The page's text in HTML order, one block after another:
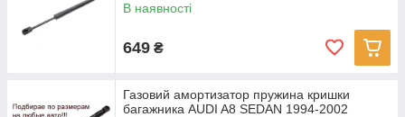
В наявності
649 ₴
Газовий амортизатор пружина кришки
багажника AUDI A8 SEDAN 1994-2002